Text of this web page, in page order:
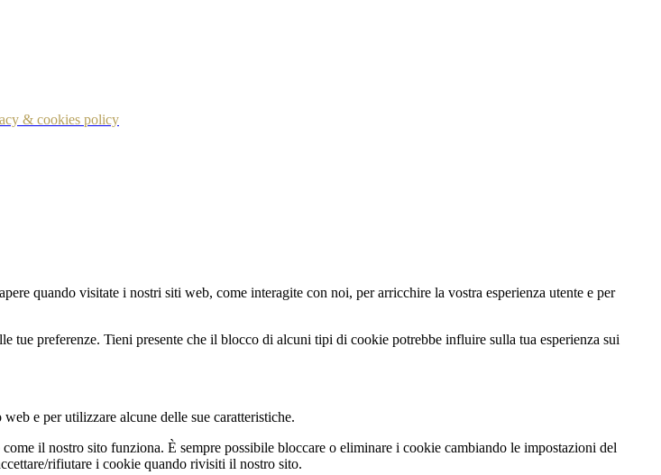
& cookies policy
quando visitate i nostri siti web, come interagite con noi, per arricchire la vostra esperienza utente e per
tue preferenze. Tieni presente che il blocco di alcuni tipi di cookie potrebbe influire sulla tua esperienza sui
e per utilizzare alcune delle sue caratteristiche.
il nostro sito funziona. È sempre possibile bloccare o eliminare i cookie cambiando le impostazioni del
rifiutare i cookie quando rivisiti il nostro sito.